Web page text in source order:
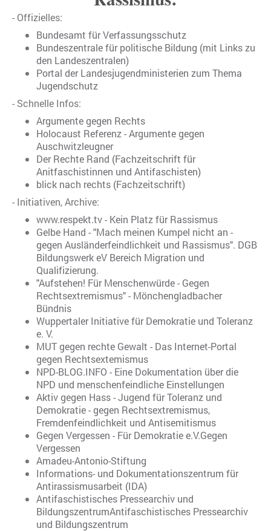
- Offizielles:
Bundesamt für Verfassungsschutz
Bundeszentrale für politische Bildung (mit Links zu
den Landeszentralen)
Portal der Landesjugendministerien zum Thema
Jugendschutz
- Schnelle Infos:
Argumente gegen Rechts
Holocaust Referenz - Argumente gegen
Auschwitzleugner
Der Rechte Rand (Fachzeitschrift für
Anitfaschistinnen und Antifaschisten)
blick nach rechts (Fachzeitschrift)
- Initiativen, Archive:
www.respekt.tv - Kein Platz für Rassismus
Gelbe Hand - "Mach meinen Kumpel nicht an -
gegen Ausländerfeindlichkeit und Rassismus". DGB
Bildungswerk eV Bereich Migration und
Qualifizierung.
"Aufstehen! Für Menschenwürde - Gegen
Rechtsextremismus" - Mönchengladbacher
Bündnis
Wuppertaler Initiative für Demokratie und Toleranz
e. V.
MUT gegen rechte Gewalt - Das Internet-Portal
gegen Rechtsextemismus
NPD-BLOG.INFO - Eine Dokumentation über die
NPD und menschenfeindliche Einstellungen
Aktiv gegen Hass - Jugend für Toleranz und
Demokratie - gegen Rechtsextremismus,
Fremdenfeindlichkeit und Antisemitismus
Gegen Vergessen - Für Demokratie e.V.Gegen
Vergessen
Amadeu-Antonio-Stiftung
Informations- und Dokumentationszentrum für
Antirassismusarbeit (IDA)
Antifaschistisches Pressearchiv und
BildungszentrumAntifaschistisches Pressearchiv
und Bildungszentrum